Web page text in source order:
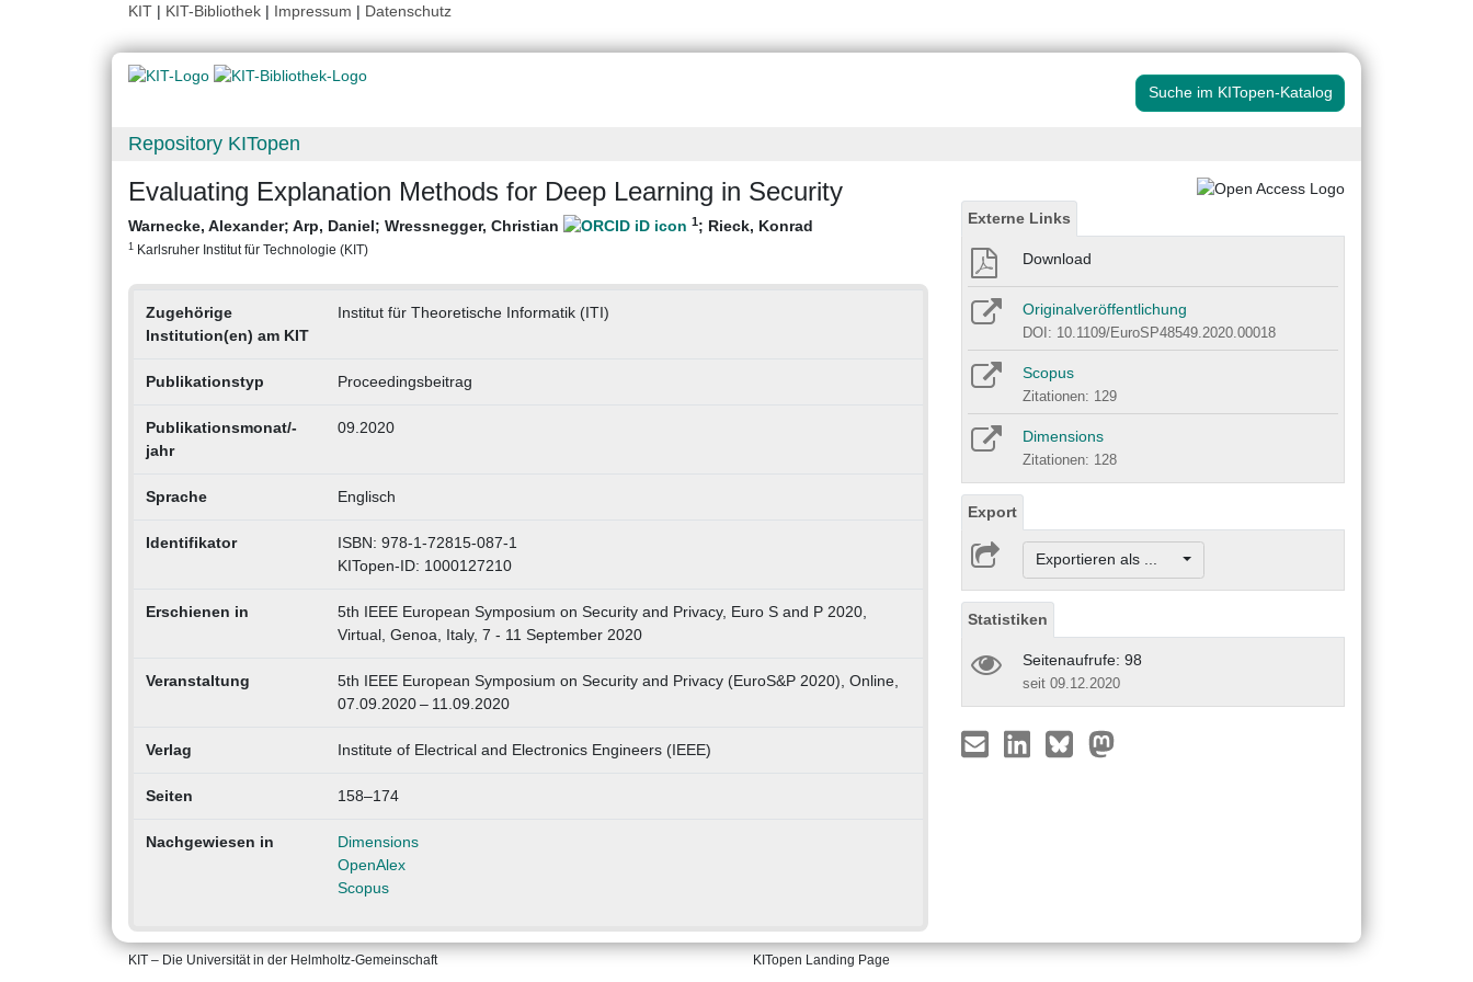
KIT | KIT-Bibliothek | Impressum | Datenschutz
Suche im KITopen-Katalog
Repository KITopen
Evaluating Explanation Methods for Deep Learning in Security
Warnecke, Alexander; Arp, Daniel; Wressnegger, Christian 1; Rieck, Konrad
1 Karlsruher Institut für Technologie (KIT)
Zugehörige
Institution(en) am KIT
Institut für Theoretische Informatik (ITI)
Publikationstyp Proceedingsbeitrag
Publikationsmonat/-
jahr
09.2020
Sprache Englisch
Identifikator
ISBN: 978-1-72815-087-1
KITopen-ID: 1000127210
Erschienen in
5th IEEE European Symposium on Security and Privacy, Euro S and P 2020,
Virtual, Genoa, Italy, 7 - 11 September 2020
Veranstaltung
5th IEEE European Symposium on Security and Privacy (EuroS&P 2020), Online,
07.09.2020 – 11.09.2020
Verlag Institute of Electrical and Electronics Engineers (IEEE)
Seiten 158–174
Nachgewiesen in
Dimensions
OpenAlex
Scopus
Externe Links
Download
Originalveröffentlichung
DOI: 10.1109/EuroSP48549.2020.00018
Scopus
Zitationen: 129
Dimensions
Zitationen: 128
Export
Exportieren als ...
Statistiken
Seitenaufrufe: 98
seit 09.12.2020
KIT – Die Universität in der Helmholtz-Gemeinschaft KITopen Landing Page